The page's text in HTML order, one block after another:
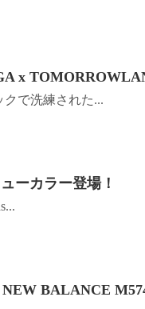
x
クで洗練された...
ーカラー登場！
BALANCE